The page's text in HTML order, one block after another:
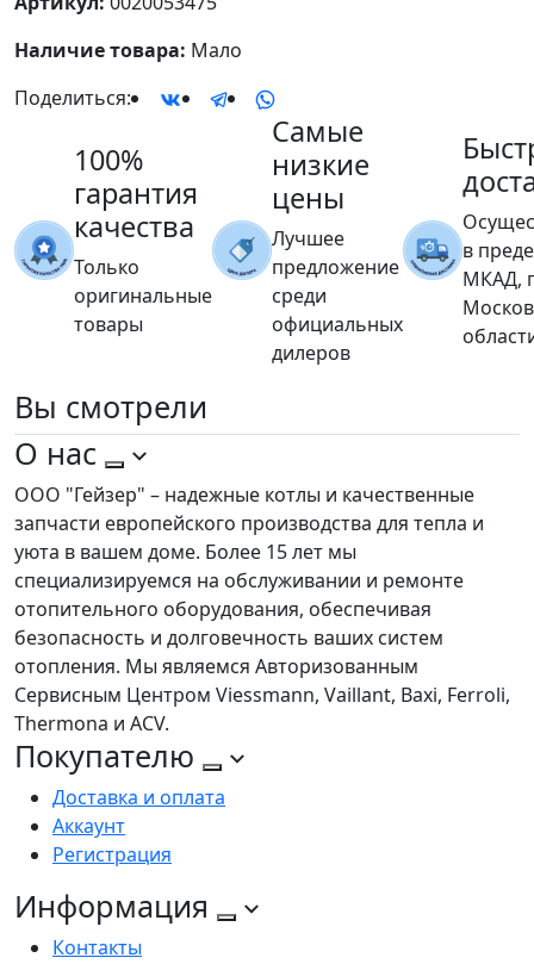
Наличие товара: Мало
Поделиться:
100%
гарантия
качества
Только
оригинальные
товары
Самые
низкие
цены
Лучшее
предложение
среди
официальных
дилеров
в
МКАД,
Вы смотрели
О нас
ООО "Гейзер" – надежные котлы и качественные
запчасти европейского производства для тепла и
уюта в вашем доме. Более 15 лет мы
специализируемся на обслуживании и ремонте
отопительного оборудования, обеспечивая
безопасность и долговечность ваших систем
отопления. Мы являемся Авторизованным
Сервисным Центром Viessmann, Vaillant, Baxi, Ferroli,
Thermona и ACV.
Покупателю
Доставка и оплата
Аккаунт
Регистрация
Информация
Контакты